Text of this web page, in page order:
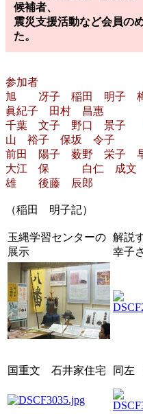
候補者、
震災支援活動など会員の
た。
参加者
旭 冴子 稲田 明子
眞紀子 田村 昌惠
千葉 文子 野口
山 裕子 保坂 令子
前田 陽子 薮野 栄子
大江 保 白仁 成
雄 後藤 辰郎
（稲田 明子記）
玉縄学習センターの
展示
解説
幸子
国重文 石井家住宅 同左